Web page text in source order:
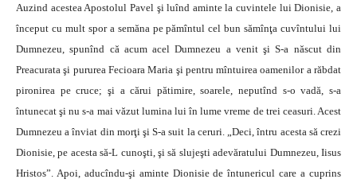
Auzind acestea Apostolul Pavel şi luînd aminte la cuvintele lui Dionisie, a
început cu mult spor a semăna pe pămîntul cel bun sămînţa cuvîntului lui
Dumnezeu, spunînd că acum acel Dumnezeu a venit şi S-a născut din
Preacurata şi pururea Fecioara Maria şi pentru mîntuirea oamenilor a răbdat
pironirea pe cruce; şi a cărui pătimire, soarele, neputînd s-o vadă, s-a
întunecat şi nu s-a mai văzut lumina lui în lume vreme de trei ceasuri. Acest
Dumnezeu a înviat din morţi şi S-a suit la ceruri. „Deci, întru acesta să crezi
Dionisie, pe acesta să-L cunoşti, şi să slujeşti adevăratului Dumnezeu, Iisus
Hristos”. Apoi, aducîndu-şi aminte Dionisie de întunericul care a cuprins